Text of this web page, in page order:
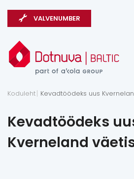
VALVENUMBER
Koduleht Kevadtöödeks uus
Kevadtöödeks
Kverneland